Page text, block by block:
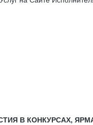
В КОНКУРСАХ,